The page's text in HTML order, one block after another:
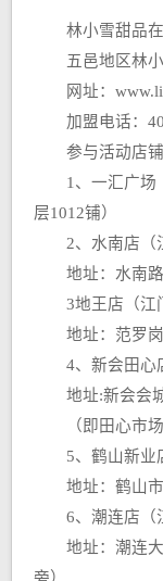
林小雪甜品在
五邑地区林小
网址：
加盟电话：
参与活动店铺
1、一汇广场（
层1012铺）
2、水南店（
地址：水南路
3地王店（江
地址：范罗岗
4、新会田心店
地址:新会会城
（即田心市场
5、鹤山新业店
地址：鹤山市
6、潮连店（
地址：潮连大